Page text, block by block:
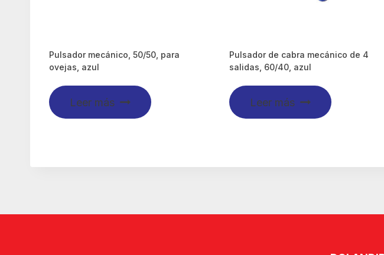
Pulsador mecánico, 50/50, para
ovejas, azul
Leer más
Pulsador de cabra mecánico de 4
salidas, 60/40, azul
Leer más